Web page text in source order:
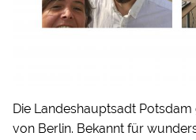
Die Landeshauptsadt
von Berlin. Bekannt für